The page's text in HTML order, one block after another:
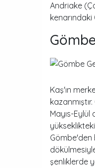
Andriake
kenarındaki
Kaş'ın
Mayıs-
Gömbe'den
şenliklerde